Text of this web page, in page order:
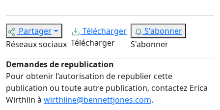
Partager
Réseaux sociaux
Télécharger
Télécharger
S'abonner
S'abonner
Demandes de republication
Pour obtenir l’autorisation de republier cette
publication ou toute autre publication, contactez Erica
Wirthlin à wirthline@bennettjones.com.